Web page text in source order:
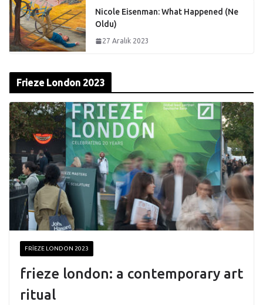
Nicole Eisenman: What Happened (Ne
Oldu)
27 Aralık 2023
Frieze London 2023
FRIEZE LONDON 2023
frieze london: a contemporary art
ritual